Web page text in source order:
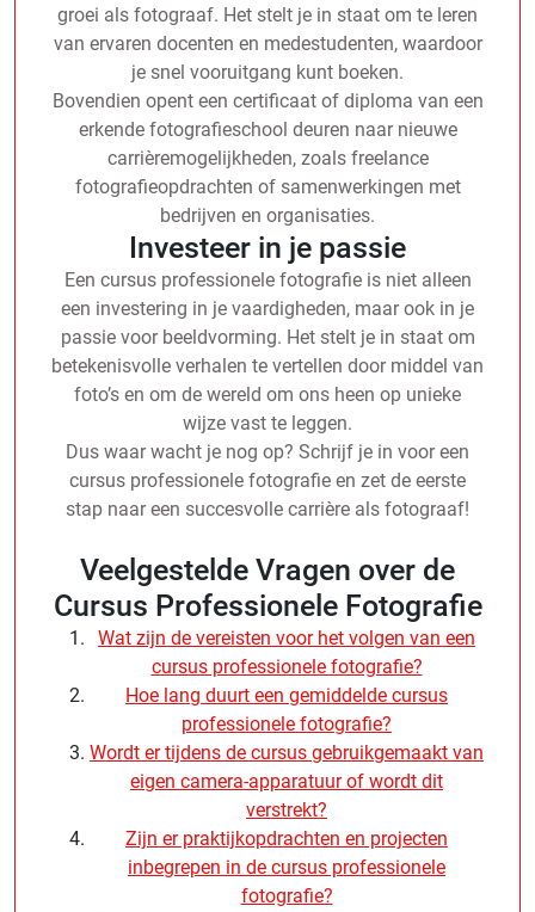
groei als fotograaf. Het stelt je in staat om te leren
van ervaren docenten en medestudenten, waardoor
je snel vooruitgang kunt boeken.
Bovendien opent een certificaat of diploma van een
erkende fotografieschool deuren naar nieuwe
carrièremogelijkheden, zoals freelance
fotografieopdrachten of samenwerkingen met
bedrijven en organisaties.
Investeer in je passie
Een cursus professionele fotografie is niet alleen
een investering in je vaardigheden, maar ook in je
passie voor beeldvorming. Het stelt je in staat om
betekenisvolle verhalen te vertellen door middel van
foto’s en om de wereld om ons heen op unieke
wijze vast te leggen.
Dus waar wacht je nog op? Schrijf je in voor een
cursus professionele fotografie en zet de eerste
stap naar een succesvolle carrière als fotograaf!
Veelgestelde Vragen over de
Cursus Professionele Fotografie
Wat zijn de vereisten voor het volgen van een
cursus professionele fotografie?
Hoe lang duurt een gemiddelde cursus
professionele fotografie?
Wordt er tijdens de cursus gebruikgemaakt van
eigen camera-apparatuur of wordt dit
verstrekt?
Zijn er praktijkopdrachten en projecten
inbegrepen in de cursus professionele
fotografie?